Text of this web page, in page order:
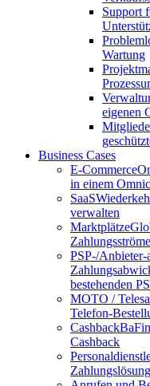
Support
Wartung
eigenen
Business Cases
E-Commerce
in einem
SaaS
verwalten
Marktplätze
PSP-/
bestehenden
MOTO /
Telefon-
Cashback
Cashback